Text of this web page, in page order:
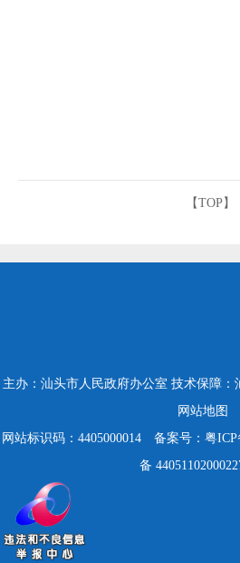
【TOP】
主办：汕头市人民政府办公室 技术保障：
网站地图
网站标识码：4405000014
备案号：粤ICP
备